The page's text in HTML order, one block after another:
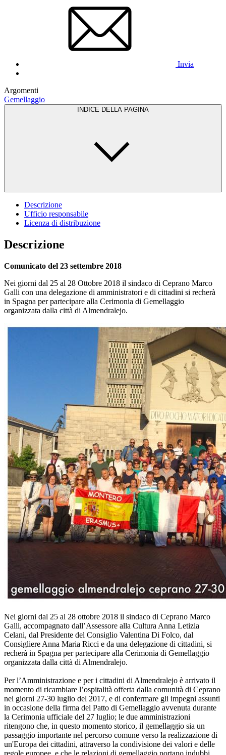
Invia
Argomenti
Gemellaggio
INDICE DELLA PAGINA
Descrizione
Ufficio responsabile
Licenza di distribuzione
Descrizione
Comunicato del 23 settembre 2018
Nei giorni dal 25 al 28 Ottobre 2018 il sindaco di Ceprano Marco
Galli con una delegazione di amministratori e di cittadini si recherà
in Spagna per partecipare alla Cerimonia di Gemellaggio
organizzata dalla città di Almendralejo.
Nei giorni dal 25 al 28 ottobre 2018 il sindaco di Ceprano Marco
Galli, accompagnato dall’Assessore alla Cultura Anna Letizia
Celani, dal Presidente del Consiglio Valentina Di Folco, dal
Consigliere Anna Maria Ricci e da una delegazione di cittadini, si
recherà in Spagna per partecipare alla Cerimonia di Gemellaggio
organizzata dalla città di Almendralejo.
Per l’Amministrazione e per i cittadini di Almendralejo è arrivato il
momento di ricambiare l’ospitalità offerta dalla comunità di Ceprano
nei giorni 27-30 luglio del 2017, e di confermare gli impegni assunti
in occasione della firma del Patto di Gemellaggio avvenuta durante
la Cerimonia ufficiale del 27 luglio; le due amministrazioni
ritengono che, in questo momento storico, il gemellaggio sia un
passaggio importante nel percorso comune verso la realizzazione di
un'Europa dei cittadini, attraverso la condivisione dei valori e delle
regole europee, e che le relazioni di gemellaggio portano indubbi